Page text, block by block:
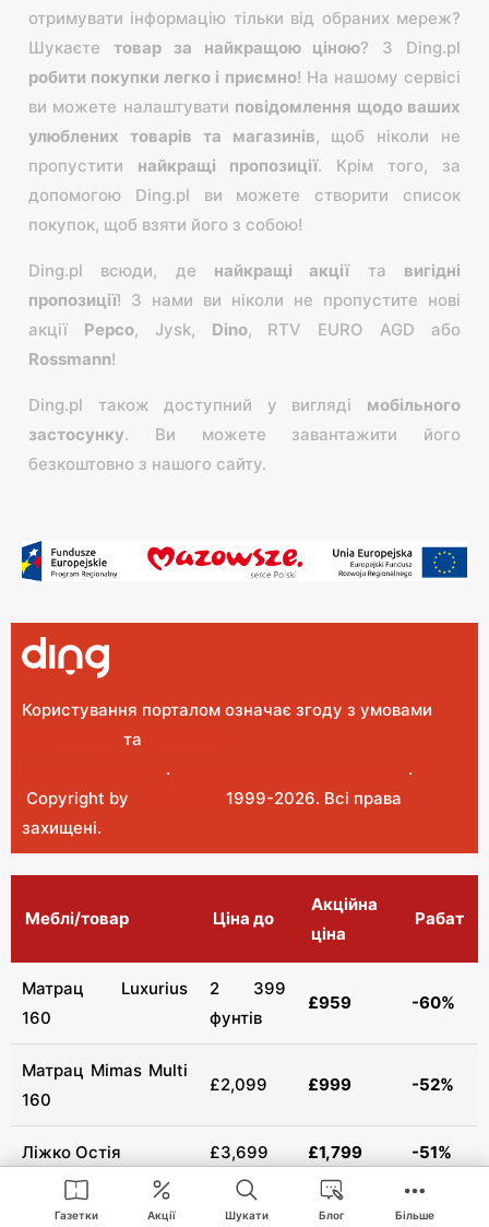
Газетки Акції Шукати Блог Більше
отримувати інформацію тільки від обраних мереж?
Шукаєте товар за найкращою ціною? З Ding.pl
робити покупки легко і приємно! На нашому сервісі
ви можете налаштувати повідомлення щодо ваших
улюблених товарів та магазинів, щоб ніколи не
пропустити найкращі пропозиції. Крім того, за
допомогою Ding.pl ви можете створити список
покупок, щоб взяти його з собою!
Ding.pl всюди, де найкращі акціїта вигідні
пропозиції! З нами ви ніколи не пропустите нові
акції Pepco, Jysk, Dіno, RTV EURO AGD або
Rossmann!
Ding.pl також доступний у вигляді мобільного
застосунку. Ви можете завантажити його
безкоштовно з нашого сайту.
Користування порталом означає згоду з умовами
та
.
.
Copyright by
1999-2026. Всі права
захищені.
Меблі/товар Ціна до
Акційна
ціна
Рабат
Матрац Luxurius
160
2 399
фунтів
£959 -60%
Матрац Mimas Multi
160
£2,099 £999 -52%
Ліжко Остія £3,699 £1,799 -51%
Комод Ostia £1,779 £859